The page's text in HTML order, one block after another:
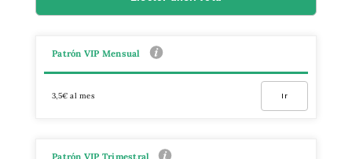
Patrón VIP Mensual
3,5€ al mes Ir
Patrón VIP Trimestral